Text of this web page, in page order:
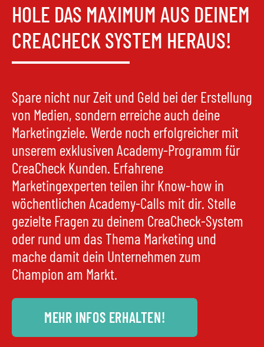
HOLE DAS MAXIMUM AUS DEINEM
CREACHECK SYSTEM HERAUS!
Spare nicht nur Zeit und Geld bei der Erstellung
von Medien, sondern erreiche auch deine
Marketingziele. Werde noch erfolgreicher mit
unserem exklusiven Academy-Programm für
CreaCheck Kunden. Erfahrene
Marketingexperten teilen ihr Know-how in
wöchentlichen Academy-Calls mit dir. Stelle
gezielte Fragen zu deinem CreaCheck-System
oder rund um das Thema Marketing und
mache damit dein Unternehmen zum
Champion am Markt.
MEHR INFOS ERHALTEN!